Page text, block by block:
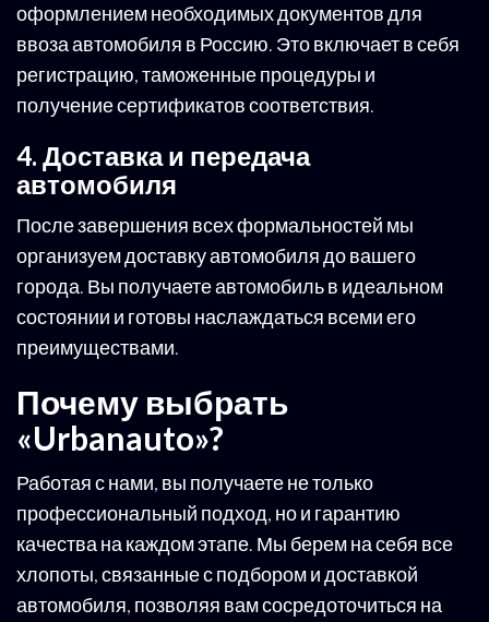
оформлением необходимых документов для
ввоза автомобиля в Россию. Это включает в себя
регистрацию, таможенные процедуры и
получение сертификатов соответствия.
4. Доставка и передача
автомобиля
После завершения всех формальностей мы
организуем доставку автомобиля до вашего
города. Вы получаете автомобиль в идеальном
состоянии и готовы наслаждаться всеми его
преимуществами.
Почему выбрать
«Urbanauto»?
Работая с нами, вы получаете не только
профессиональный подход, но и гарантию
качества на каждом этапе. Мы берем на себя все
хлопоты, связанные с подбором и доставкой
автомобиля, позволяя вам сосредоточиться на